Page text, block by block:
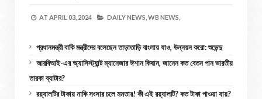
AT APRIL 03, 2024 DAILY NEWS, WB NEWS,
প্রধানমন্ত্রী বাকি মন্ত্রীদের বলেছেন তাড়াতাড়ি বাংলায় যাও, উন্নয়ন করো: শুভেন্দু
আরবিআই-এর অ্যাসিস্ট্যান্ট ম্যানেজার ঈশান কিষান, জানেন কত বেতন পান ভারতীয়
তারকা ব্যাটার?
রয়্যালটির টাকায় নাকি সংসার চলে মমতার! কী এই রয়্যালটি? কত টাকা পাওয়া যায়?